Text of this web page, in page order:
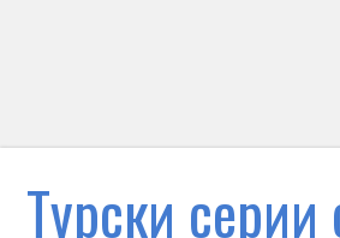
Tурски серии